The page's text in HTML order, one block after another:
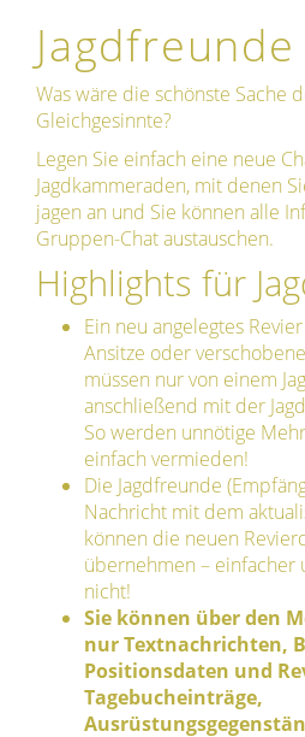
Jagdfreunde
Was wäre die schönste Sache
Gleichgesinnte?
Legen Sie einfach eine neue
Jagdkammeraden, mit denen
jagen an und Sie können alle
Gruppen-Chat austauschen.
Highlights für
Ein neu angelegtes
Ansitze oder
müssen nur von einem
anschließend mit der
So werden unnötige
einfach vermieden!
Die Jagdfreunde
Nachricht mit dem
können die neuen
übernehmen –
nicht!
Sie können über den
nur Textnachrichten,
Positionsdaten und
Tagebucheinträge,